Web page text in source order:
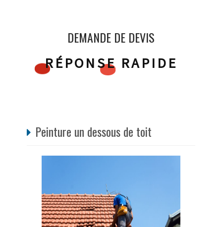
DEMANDE DE DEVIS
RÉPONSE RAPIDE
Peinture un dessous de toit